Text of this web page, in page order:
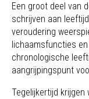
Een groot deel van
schrijven aan
veroudering
lichaamsfuncties
chronologische
aangrijpingspunt
Tegelijkertijd krijgen